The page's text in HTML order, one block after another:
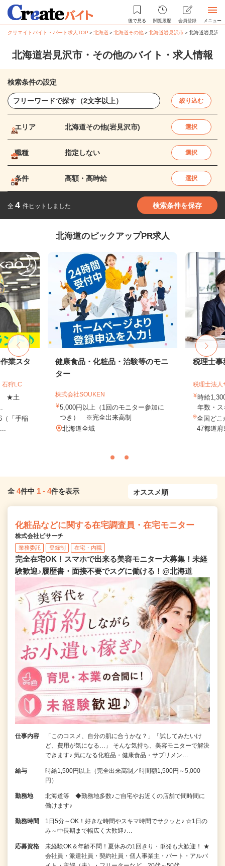
後で見る 閲覧履歴 会員登録 メニュー
クリエイトバイト・パート求人TOP ＞北海道 ＞北海道その他＞北海道岩見沢市＞北海道岩見沢
北海道岩見沢市・その他のバイト・求人情報
検索条件の設定
絞り込む
エリア 北海道その他(岩見沢市) 選択
職種 指定しない 選択
条件 高額・高時給 選択
全 4 件ヒットしました 検索条件を保存
北海道のピックアップPR求人
業スタ
狩LC
★土
（「手稲
健康食品・化粧品・治験等のモニ
ター
株式会社SOUKEN
5,000円以上（1回のモニター参加に
つき） ※完全出来高制
北海道全域
税理士事
税理士法人
時給
年数・
全国どこ
47都道
全 4件中 1 - 4件を表示
化粧品などに関する在宅調査員・在宅モニター
株式会社ビサーチ
業務委託 登録制 在宅・内職
完全在宅OK！スマホで出来る美容モニター大募集！未経
験歓迎♪履歴書・面接不要でスグに働ける！@北海道
仕事内容
「このコスメ、自分の肌に合うかな？」「試してみたいけ
ど、費用が気になる…」 そんな気持ち、美容モニターで解決
できます♪ 気になる化粧品・健康食品・サプリメン…
給与
時給1,500円以上（完全出来高制／時間額1,500円～5,000
円）
勤務地
北海道等 ◆勤務地多数♪ご自宅やお近くの店舗で間時間に
働けます♪
勤務時間
1日5分～OK！好きな時間やスキマ時間でサクッと♪ ☆1日の
み～中長期まで幅広く大歓迎♪…
応募資格
未経験OK＆年齢不問！夏休みの1回きり・単発も大歓迎！ ★
会社員・派遣社員・契約社員・個人事業主・パート・アルバ